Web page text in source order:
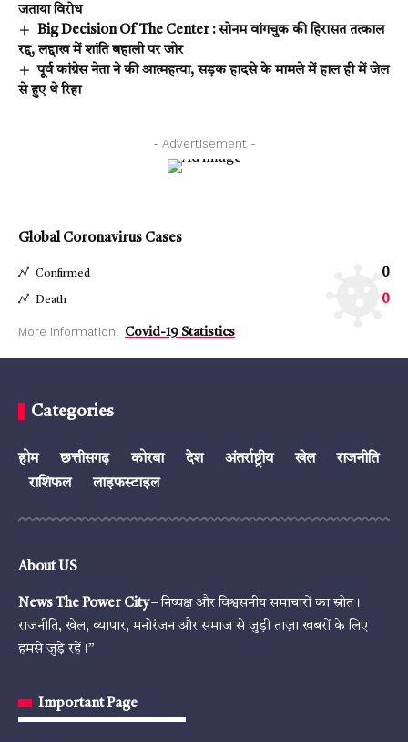
जताया विरोध
Big Decision Of The Center : सोनम वांगचुक की हिरासत तत्काल
रद्द, लद्दाख में शांति बहाली पर जोर
पूर्व कांग्रेस नेता ने की आत्महत्या, सड़क हादसे के मामले में हाल ही में जेल
से हुए थे रिहा
- Advertisement -
Global Coronavirus Cases
Confirmed 0
Death 0
More Information: Covid-19 Statistics
Categories
होम छत्तीसगढ़ कोरबा देश अंतर्राष्ट्रीय खेल
राजनीति
राशिफल
लाइफस्टाइल
About US
News The Power City– निष्पक्ष और विश्वसनीय समाचारों का स्रोत।
राजनीति, खेल, व्यापार, मनोरंजन और समाज से जुड़ी ताज़ा खबरों के लिए
हमसे जुड़े रहें।”
Important Page